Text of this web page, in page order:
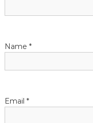
Name *
Email *